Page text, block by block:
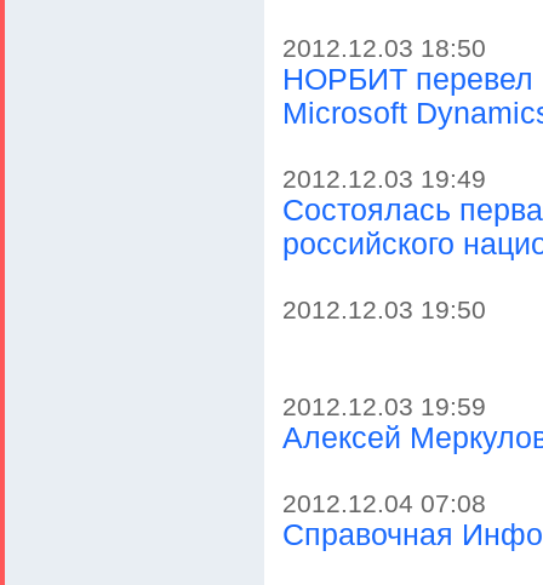
2012.12.03 18:50
НОРБИТ перевел
Microsoft
2012.12.03 19:49
Состоялась
российского
2012.12.03 19:50
2012.12.03 19:59
Алексей
2012.12.04 07:08
Справочная